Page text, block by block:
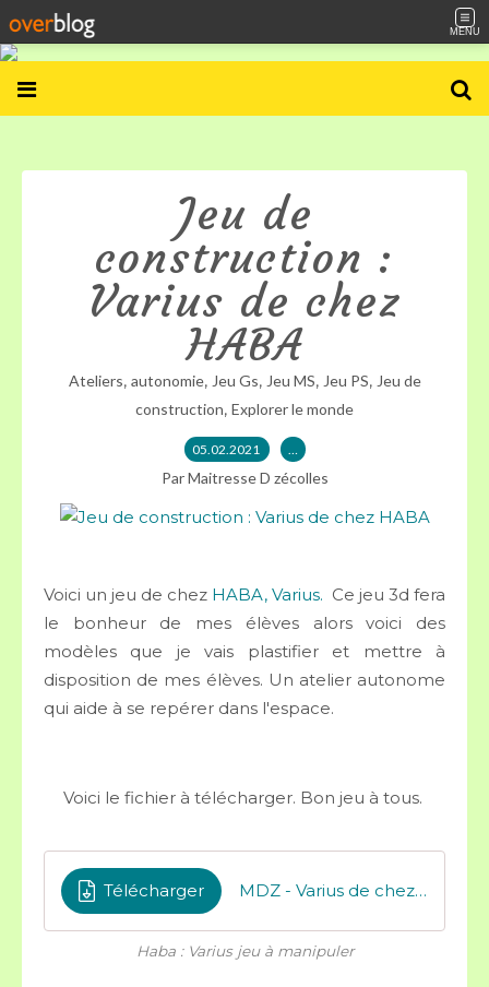
MENU
Jeu de
construction :
Varius de chez
HABA
Ateliers, autonomie, Jeu Gs, Jeu MS, Jeu PS, Jeu de
construction, Explorer le monde
05.02.2021 …
Par Maitresse D zécolles
Voici un jeu de chez HABA, Varius. Ce jeu 3d fera
le bonheur de mes élèves alors voici des
modèles que je vais plastifier et mettre à
disposition de mes élèves. Un atelier autonome
qui aide à se repérer dans l'espace.
Voici le fichier à télécharger. Bon jeu à tous.
Télécharger MDZ - Varius de chez HABA JEU 3D
Haba : Varius jeu à manipuler